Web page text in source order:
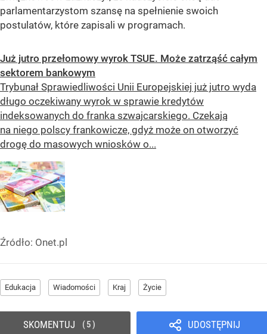
parlamentarzystom szansę na spełnienie swoich
postulatów, które zapisali w programach.
Już jutro przełomowy wyrok TSUE. Może zatrząść całym
sektorem bankowym
Trybunał Sprawiedliwości Unii Europejskiej już jutro wyda
długo oczekiwany wyrok w sprawie kredytów
indeksowanych do franka szwajcarskiego. Czekają
na niego polscy frankowicze, gdyż może on otworzyć
drogę do masowych wniosków o...
Źródło: Onet.pl
Edukacja Wiadomości Kraj Życie
UDOSTĘPNIJ
SKOMENTUJ 5